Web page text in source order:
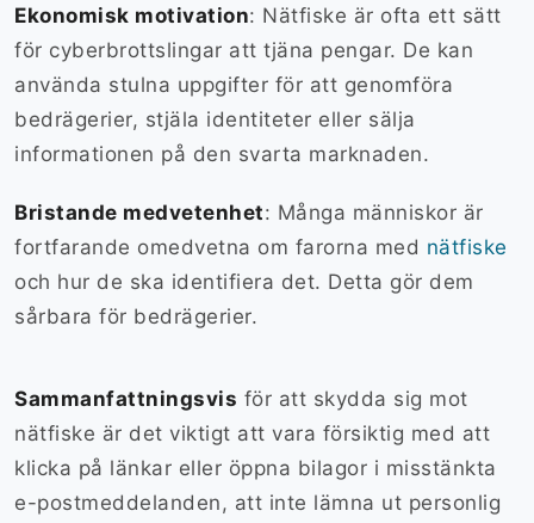
Ekonomisk motivation: Nätfiske är ofta ett sätt
för cyberbrottslingar att tjäna pengar. De kan
använda stulna uppgifter för att genomföra
bedrägerier, stjäla identiteter eller sälja
informationen på den svarta marknaden.
Bristande medvetenhet: Många människor är
fortfarande omedvetna om farorna med nätfiske
och hur de ska identifiera det. Detta gör dem
sårbara för bedrägerier.
Sammanfattningsvis för att skydda sig mot
nätfiske är det viktigt att vara försiktig med att
klicka på länkar eller öppna bilagor i misstänkta
e-postmeddelanden, att inte lämna ut personlig